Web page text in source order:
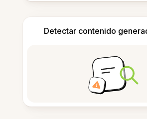
Detectar contenido